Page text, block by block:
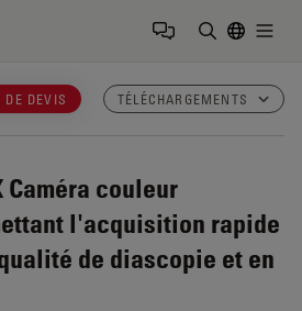
DE DEVIS TÉLÉCHARGEMENTS
Caméra couleur
l'acquisition rapide
de diascopie et en